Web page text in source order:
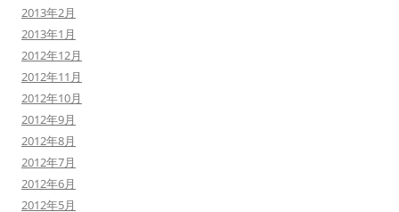
2013年2月
2013年1月
2012年12月
2012年11月
2012年10月
2012年9月
2012年8月
2012年7月
2012年6月
2012年5月